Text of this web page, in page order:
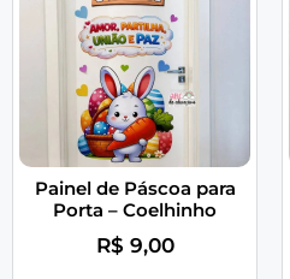
Painel de Páscoa para
Porta – Coelhinho
R$ 9,00